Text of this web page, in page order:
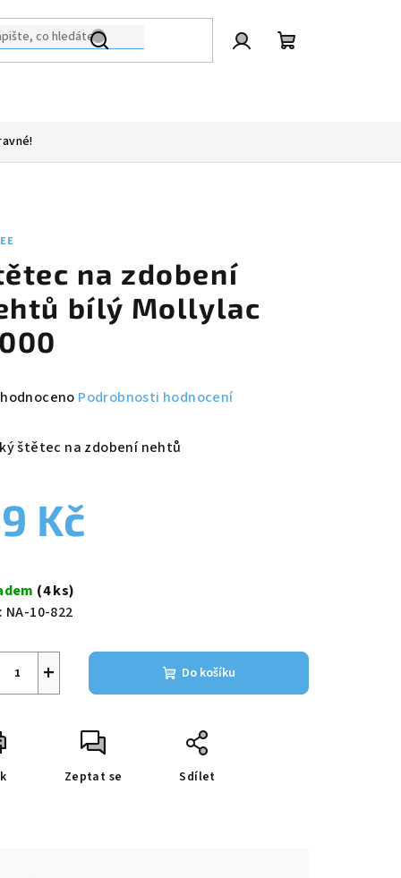
na zdobení
bílý Mollylac
Podrobnosti hodnocení
štětec na zdobení nehtů
Kč
(4 ks)
NA-10-822
+ Do košíku
Zeptat se Sdílet